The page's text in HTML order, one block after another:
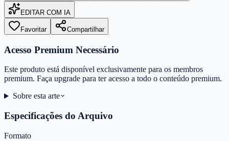
EDITAR COM IA
Favoritar Compartilhar
Acesso Premium Necessário
Este produto está disponível exclusivamente para os membros
premium. Faça upgrade para ter acesso a todo o conteúdo premium.
Sobre esta arte
Especificações do Arquivo
Formato